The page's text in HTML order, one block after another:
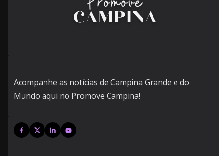
Acompanhe as notícias de Campina Grande e do
Mundo aqui no Promove Campina!